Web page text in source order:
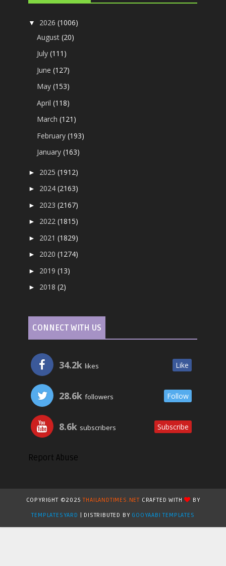
▼ 2026(1006)
August(20)
July(111)
June(127)
May(153)
April(118)
March(121)
February(193)
January(163)
► 2025(1912)
► 2024(2163)
► 2023(2167)
► 2022(1815)
► 2021(1829)
► 2020(1274)
► 2019(13)
► 2018(2)
CONNECT WITH US
34.2k likes Like
28.6k followers Follow
8.6k subscribers Subscribe
Report Abuse
COPYRIGHT ©2025THAILANDTIMES.NETCRAFTED WITH
BY
TEMPLATESYARD
| DISTRIBUTED BY GOOYAABI TEMPLATES